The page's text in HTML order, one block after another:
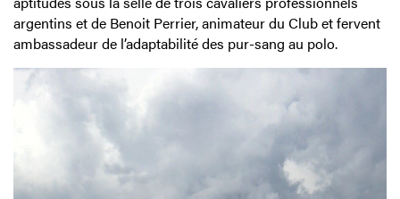
argentins et de Benoit Perrier, animateur du Club et fervent
ambassadeur de l’adaptabilité des pur-sang au polo.